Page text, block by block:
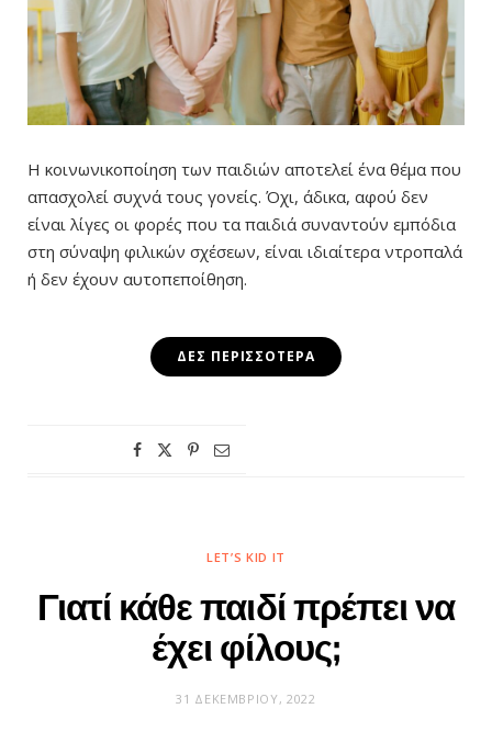
Η κοινωνικοποίηση των παιδιών αποτελεί ένα θέμα που
απασχολεί συχνά τους γονείς. Όχι, άδικα, αφού δεν
είναι λίγες οι φορές που τα παιδιά συναντούν εμπόδια
στη σύναψη φιλικών σχέσεων, είναι ιδιαίτερα ντροπαλά
ή δεν έχουν αυτοπεποίθηση.
ΔΕΣ ΠΕΡΙΣΣΌΤΕΡΑ
LET’S KID IT
Γιατί κάθε παιδί πρέπει να
έχει φίλους;
31 ΔΕΚΕΜΒΡΊΟΥ, 2022